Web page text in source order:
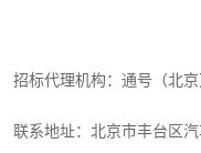
招标代理机构：通号（北京
联系地址：北京市丰台区